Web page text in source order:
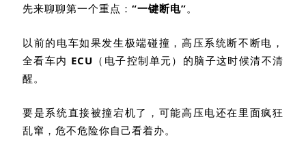
先来聊聊第一个重点： “一键断电”。
以前的电车如果发生极端碰撞，高压系统断不断电，
全看车内 ECU （电子控制单元）的脑子这时候清不清
醒。
要是系统直接被撞宕机了，可能高压电还在里面疯狂
乱窜，危不危险你自己看着办。